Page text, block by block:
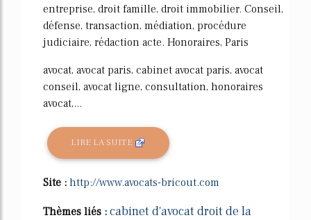
entreprise, droit famille, droit immobilier. Conseil,
défense, transaction, médiation, procédure
judiciaire, rédaction acte. Honoraires, Paris
avocat, avocat paris, cabinet avocat paris, avocat
conseil, avocat ligne, consultation, honoraires
avocat,...
LIRE LA SUITE
Site : http://www.avocats-bricout.com
Thèmes liés : cabinet d'avocat droit de la